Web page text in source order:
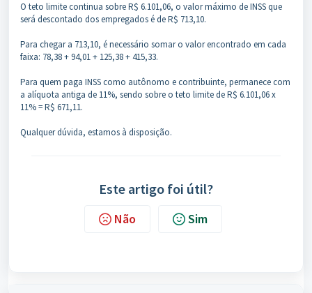
O teto limite continua sobre R$ 6.101,06, o valor máximo de INSS que
será descontado dos empregados é de R$ 713,10.
Para chegar a 713,10, é necessário somar o valor encontrado em cada
faixa: 78,38 + 94,01 + 125,38 + 415,33.
Para quem paga INSS como autônomo e contribuinte, permanece com
a alíquota antiga de 11%, sendo sobre o teto limite de R$ 6.101,06 x
11% = R$ 671,11.
Qualquer dúvida, estamos à disposição.
Este artigo foi útil?
Não Sim